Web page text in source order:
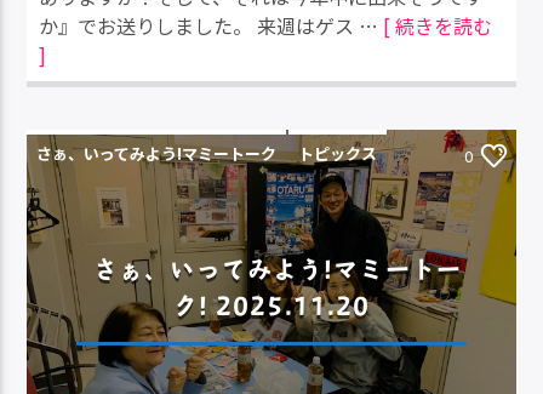
か』でお送りしました。 来週はゲス … [ 続きを読む
]
さぁ、いってみよう!マミートーク トピックス 0
さぁ、いってみよう!マミートー
ク! 2025.11.20